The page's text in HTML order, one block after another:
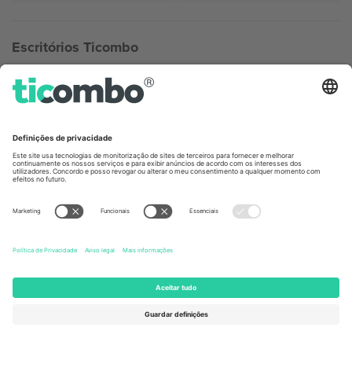
Escritórios Ticombo
Germany
Unter den Linden 24, 10117
United States
Newark, Delaware 19713, United
Switzerland
Engelberg, Switzerland
Bulgaria
Regus Sofia City West, bul
Totleben 53-55, 1606 Sofia,
UAE Dubai Silicon Oasis, DDP
Building A1, Office 302, Dubai,
United Arab Emirates